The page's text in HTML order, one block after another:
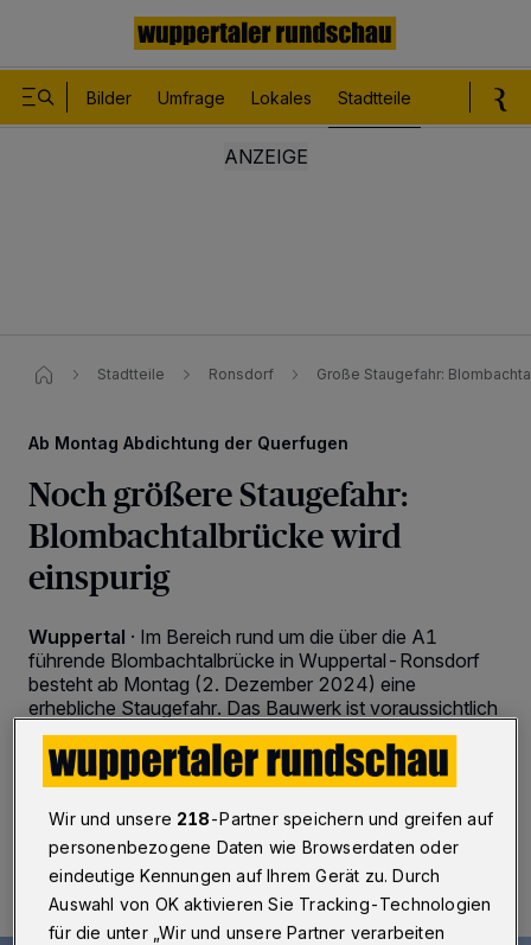
Bilder Umfrage Lokales Stadtteile
Stadtteile Ronsdorf Große Staugefahr:
Ab Montag Abdichtung der Querfugen
Noch größere Staugefahr:
Blombachtalbrücke wird
einspurig
Wuppertal · Im Bereich rund um die über die A1
führende Blombachtalbrücke in Wuppertal-Ronsdorf
besteht ab Montag (2. Dezember 2024) eine
erhebliche Staugefahr. Das Bauwerk ist voraussichtlich
bis kurz vor Weihnachten nur einspurig befahrbar.
29.11.2024 , 15:20 Uhr Eine Minute Lesezeit
Wir und unsere 218-Partner speichern und greifen auf
personenbezogene Daten wie Browserdaten oder
eindeutige Kennungen auf Ihrem Gerät zu. Durch
Auswahl von OK aktivieren Sie Tracking-Technologien
für die unter „Wir und unsere Partner verarbeiten